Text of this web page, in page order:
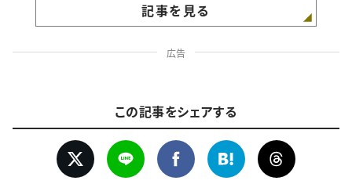
記事を見る
広告
この記事をシェアする